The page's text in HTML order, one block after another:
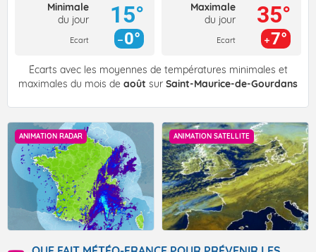
Minimale
du jour
Ecart
15°
0°
Maximale
du jour
Ecart
35°
7°
Écarts avec les moyennes de températures minimales et
maximales du mois de août sur Saint-Maurice-de-Gourdans
ANIMATION RADAR ANIMATION SATELLITE